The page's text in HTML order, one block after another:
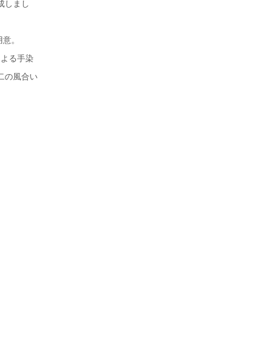
しまし
。
る手染
の風合い